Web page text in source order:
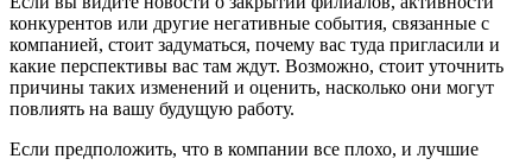
конкурентов или другие негативные события, связанные с
компанией, стоит задуматься, почему вас туда пригласили и
какие перспективы вас там ждут. Возможно, стоит уточнить
причины таких изменений и оценить, насколько они могут
повлиять на вашу будущую работу.
Если предположить, что в компании все плохо, и лучшие